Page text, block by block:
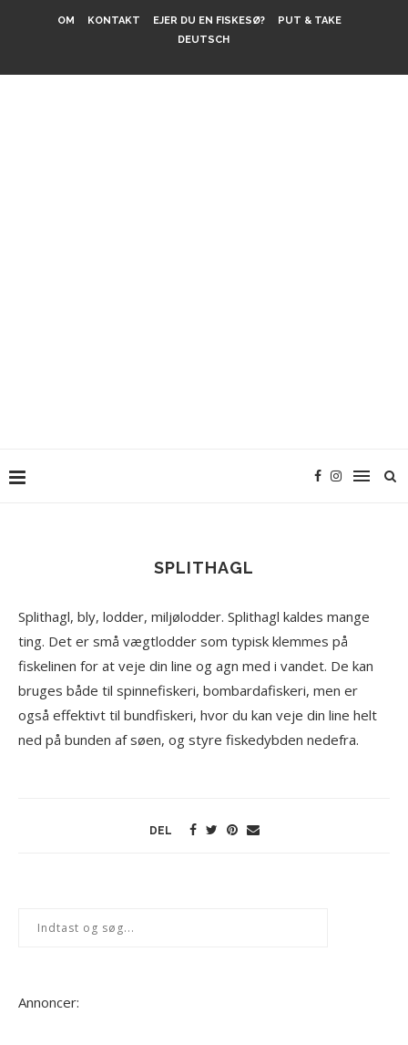
OM KONTAKT EJER DU EN FISKESØ?
PUT & TAKE
DEUTSCH
SPLITHAGL
Splithagl, bly, lodder, miljølodder. Splithagl kaldes mange
ting. Det er små vægtlodder som typisk klemmes på
fiskelinen for at veje din line og agn med i vandet. De kan
bruges både til spinnefiskeri, bombardafiskeri, men er
også effektivt til bundfiskeri, hvor du kan veje din line helt
ned på bunden af søen, og styre fiskedybden nedefra.
DEL
Annoncer: